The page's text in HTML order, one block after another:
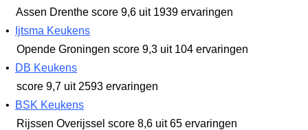
Assen Drenthe score 9,6 uit 1939 ervaringen
•
Ijtsma Keukens
Opende Groningen score 9,3 uit 104 ervaringen
•
DB Keukens
score 9,7 uit 2593 ervaringen
•
BSK Keukens
Rijssen Overijssel score 8,6 uit 65 ervaringen